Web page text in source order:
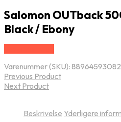
Salomon OUTback
Black / Ebony
Varenummer (SKU):
Previous Product
Next Product
Beskrivelse Yderligere